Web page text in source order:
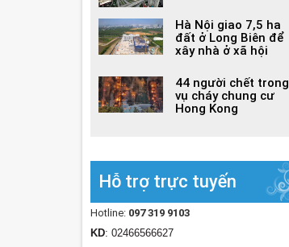
Hà Nội giao 7,5 ha
đất ở Long Biên để
xây nhà ở xã hội
44 người chết trong
vụ cháy chung cư
Hong Kong
Hỗ trợ trực tuyến
Hotline: 097 319 9103
KD: 02466566627